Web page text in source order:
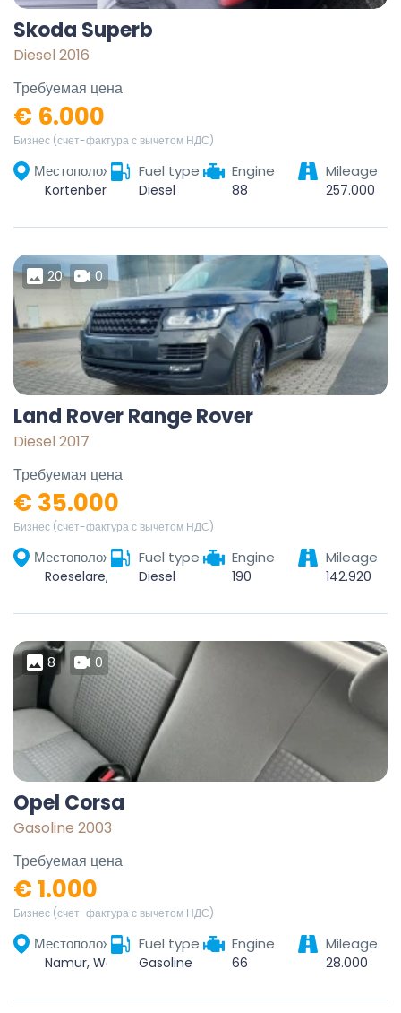
Skoda Superb
Diesel 2016
Требуемая цена
€ 6.000
Бизнес (счет-фактура с вычетом НДС)
МестоположениеFuel type
Diesel
Engine
88
Mileage
257.000
20 0
Land Rover Range Rover
Diesel 2017
Требуемая цена
€ 35.000
Бизнес (счет-фактура с вычетом НДС)
МестоположениеFuel type
Diesel
Engine
190
Mileage
142.920
8 0
Opel Corsa
Gasoline 2003
Требуемая цена
€ 1.000
Бизнес (счет-фактура с вычетом НДС)
МестоположениеFuel type
Gasoline
Engine
66
Mileage
28.000